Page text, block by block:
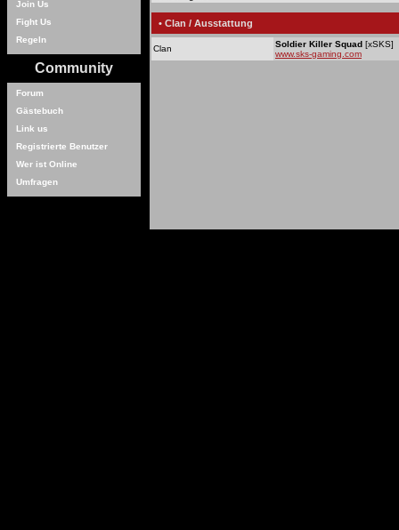
Join Us
Fight Us
Regeln
Community
Forum
Gästebuch
Link us
Registrierte Benutzer
Wer ist Online
Umfragen
• Clan / Ausstattung
Clan Soldier Killer Squad [xSKS]
www.sks-gaming.com